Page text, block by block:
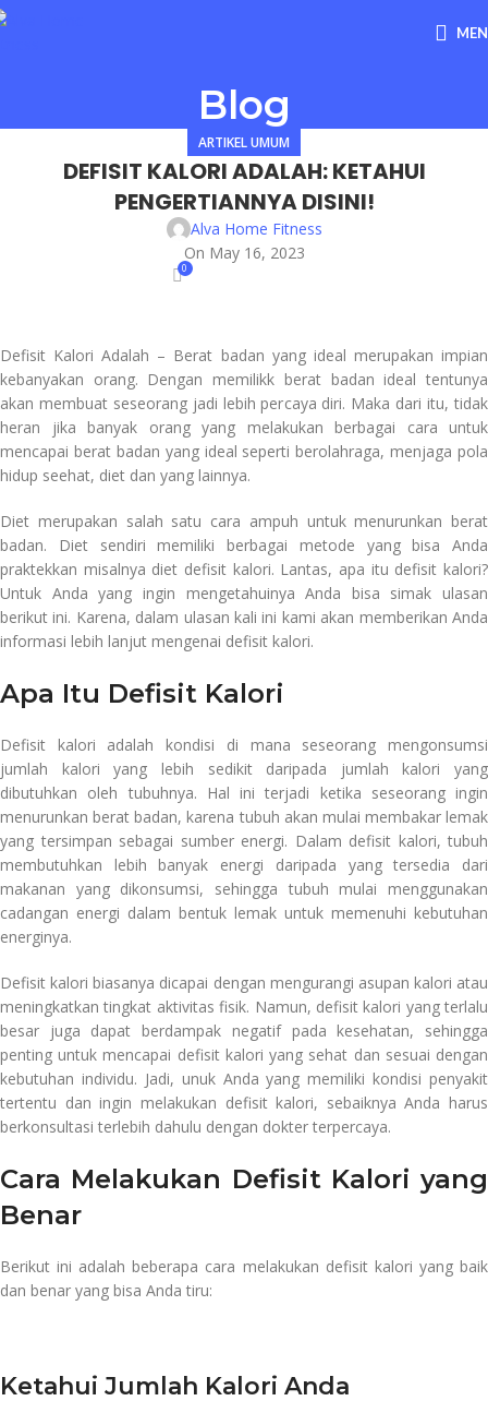
Blog
ARTIKEL UMUM
DEFISIT KALORI ADALAH: KETAHUI
PENGERTIANNYA DISINI!
Alva Home Fitness
On May 16, 2023
0
Defisit Kalori Adalah – Berat badan yang ideal merupakan impian
kebanyakan orang. Dengan memilikk berat badan ideal tentunya
akan membuat seseorang jadi lebih percaya diri. Maka dari itu, tidak
heran jika banyak orang yang melakukan berbagai cara untuk
mencapai berat badan yang ideal seperti berolahraga, menjaga pola
hidup seehat, diet dan yang lainnya.
Diet merupakan salah satu cara ampuh untuk menurunkan berat
badan. Diet sendiri memiliki berbagai metode yang bisa Anda
praktekkan misalnya diet defisit kalori. Lantas, apa itu defisit kalori?
Untuk Anda yang ingin mengetahuinya Anda bisa simak ulasan
berikut ini. Karena, dalam ulasan kali ini kami akan memberikan Anda
informasi lebih lanjut mengenai defisit kalori.
Apa Itu Defisit Kalori
Defisit kalori adalah kondisi di mana seseorang mengonsumsi
jumlah kalori yang lebih sedikit daripada jumlah kalori yang
dibutuhkan oleh tubuhnya. Hal ini terjadi ketika seseorang ingin
menurunkan berat badan, karena tubuh akan mulai membakar lemak
yang tersimpan sebagai sumber energi. Dalam defisit kalori, tubuh
membutuhkan lebih banyak energi daripada yang tersedia dari
makanan yang dikonsumsi, sehingga tubuh mulai menggunakan
cadangan energi dalam bentuk lemak untuk memenuhi kebutuhan
energinya.
Defisit kalori biasanya dicapai dengan mengurangi asupan kalori atau
meningkatkan tingkat aktivitas fisik. Namun, defisit kalori yang terlalu
besar juga dapat berdampak negatif pada kesehatan, sehingga
penting untuk mencapai defisit kalori yang sehat dan sesuai dengan
kebutuhan individu. Jadi, unuk Anda yang memiliki kondisi penyakit
tertentu dan ingin melakukan defisit kalori, sebaiknya Anda harus
berkonsultasi terlebih dahulu dengan dokter terpercaya.
Cara Melakukan Defisit Kalori yang
Benar
Berikut ini adalah beberapa cara melakukan defisit kalori yang baik
dan benar yang bisa Anda tiru:
Ketahui Jumlah Kalori Anda